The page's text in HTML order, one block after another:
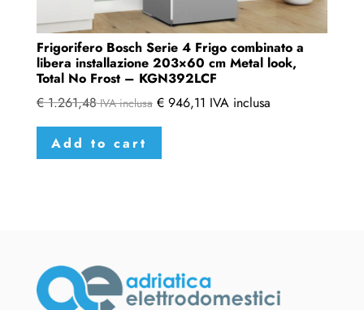
Frigorifero Bosch Serie 4 Frigo combinato a
libera installazione 203×60 cm Metal look,
Total No Frost – KGN392LCF
€1.261,48 IVA inclusa €946,11 IVA inclusa
Add to cart